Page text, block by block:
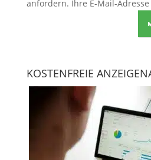
anfordern. Ihre E-Mail-
KOSTENFREIE